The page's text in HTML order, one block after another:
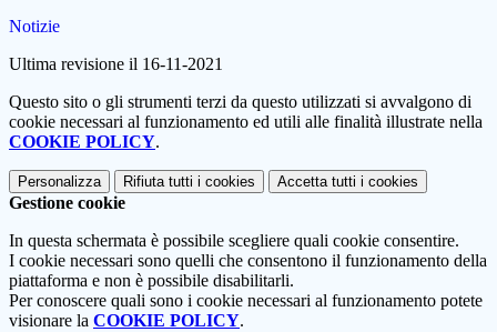
Notizie
Ultima revisione il 16-11-2021
Questo sito o gli strumenti terzi da questo utilizzati si avvalgono di
cookie necessari al funzionamento ed utili alle finalità illustrate nella
COOKIE POLICY.
Personalizza Rifiuta tutti i cookies Accetta tutti i cookies
Gestione cookie
In questa schermata è possibile scegliere quali cookie consentire.
I cookie necessari sono quelli che consentono il funzionamento della
piattaforma e non è possibile disabilitarli.
Per conoscere quali sono i cookie necessari al funzionamento potete
visionare la COOKIE POLICY.